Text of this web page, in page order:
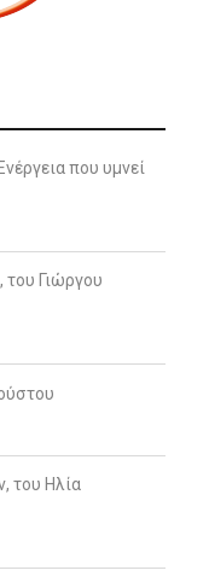
που υμνεί
Γιώργου
του Ηλία